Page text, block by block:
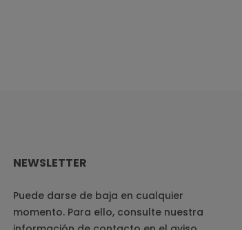
NEWSLETTER
Puede darse de baja en cualquier
momento. Para ello, consulte nuestra